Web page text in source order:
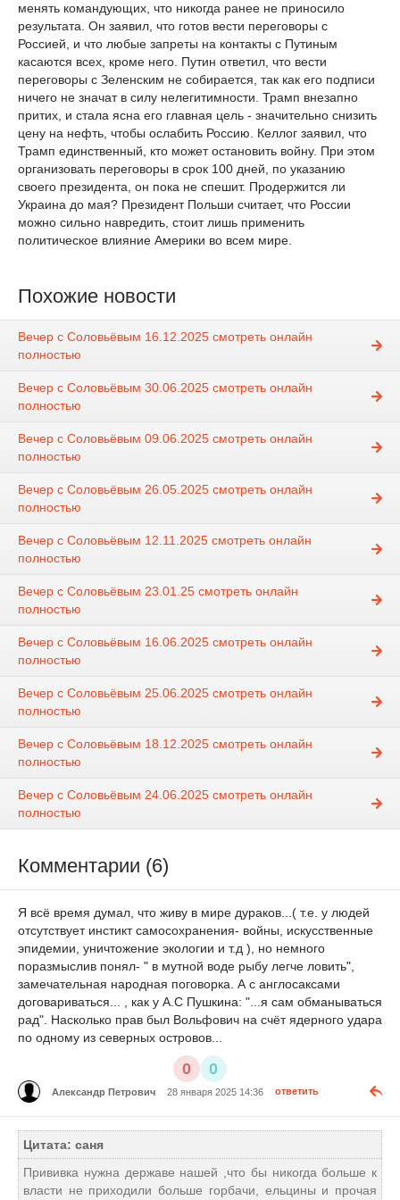
менять командующих, что никогда ранее не приносило
результата. Он заявил, что готов вести переговоры с
Россией, и что любые запреты на контакты с Путиным
касаются всех, кроме него. Путин ответил, что вести
переговоры с Зеленским не собирается, так как его подписи
ничего не значат в силу нелегитимности. Трамп внезапно
притих, и стала ясна его главная цель - значительно снизить
цену на нефть, чтобы ослабить Россию. Келлог заявил, что
Трамп единственный, кто может остановить войну. При этом
организовать переговоры в срок 100 дней, по указанию
своего президента, он пока не спешит. Продержится ли
Украина до мая? Президент Польши считает, что России
можно сильно навредить, стоит лишь применить
политическое влияние Америки во всем мире.
Похожие новости
Вечер с Соловьёвым 16.12.2025 смотреть онлайн
полностью
Вечер с Соловьёвым 30.06.2025 смотреть онлайн
полностью
Вечер с Соловьёвым 09.06.2025 смотреть онлайн
полностью
Вечер с Соловьёвым 26.05.2025 смотреть онлайн
полностью
Вечер с Соловьёвым 12.11.2025 смотреть онлайн
полностью
Вечер с Соловьёвым 23.01.25 смотреть онлайн
полностью
Вечер с Соловьёвым 16.06.2025 смотреть онлайн
полностью
Вечер с Соловьёвым 25.06.2025 смотреть онлайн
полностью
Вечер с Соловьёвым 18.12.2025 смотреть онлайн
полностью
Вечер с Соловьёвым 24.06.2025 смотреть онлайн
полностью
Комментарии (6)
Я всё время думал, что живу в мире дураков...( т.е. у людей
отсутствует инстикт самосохранения- войны, искусственные
эпидемии, уничтожение экологии и т.д ), но немного
поразмыслив понял- " в мутной воде рыбу легче ловить",
замечательная народная поговорка. А с англосаксами
договариваться... , как у А.С Пушкина: "...я сам обманываться
рад". Насколько прав был Вольфович на счёт ядерного удара
по одному из северных островов...
0 0
Александр Петрович 28 января 2025 14:36 ответить
Цитата: саня
Прививка нужна державе нашей ,что бы никогда больше к
власти не приходили больше горбачи, ельцины и прочая